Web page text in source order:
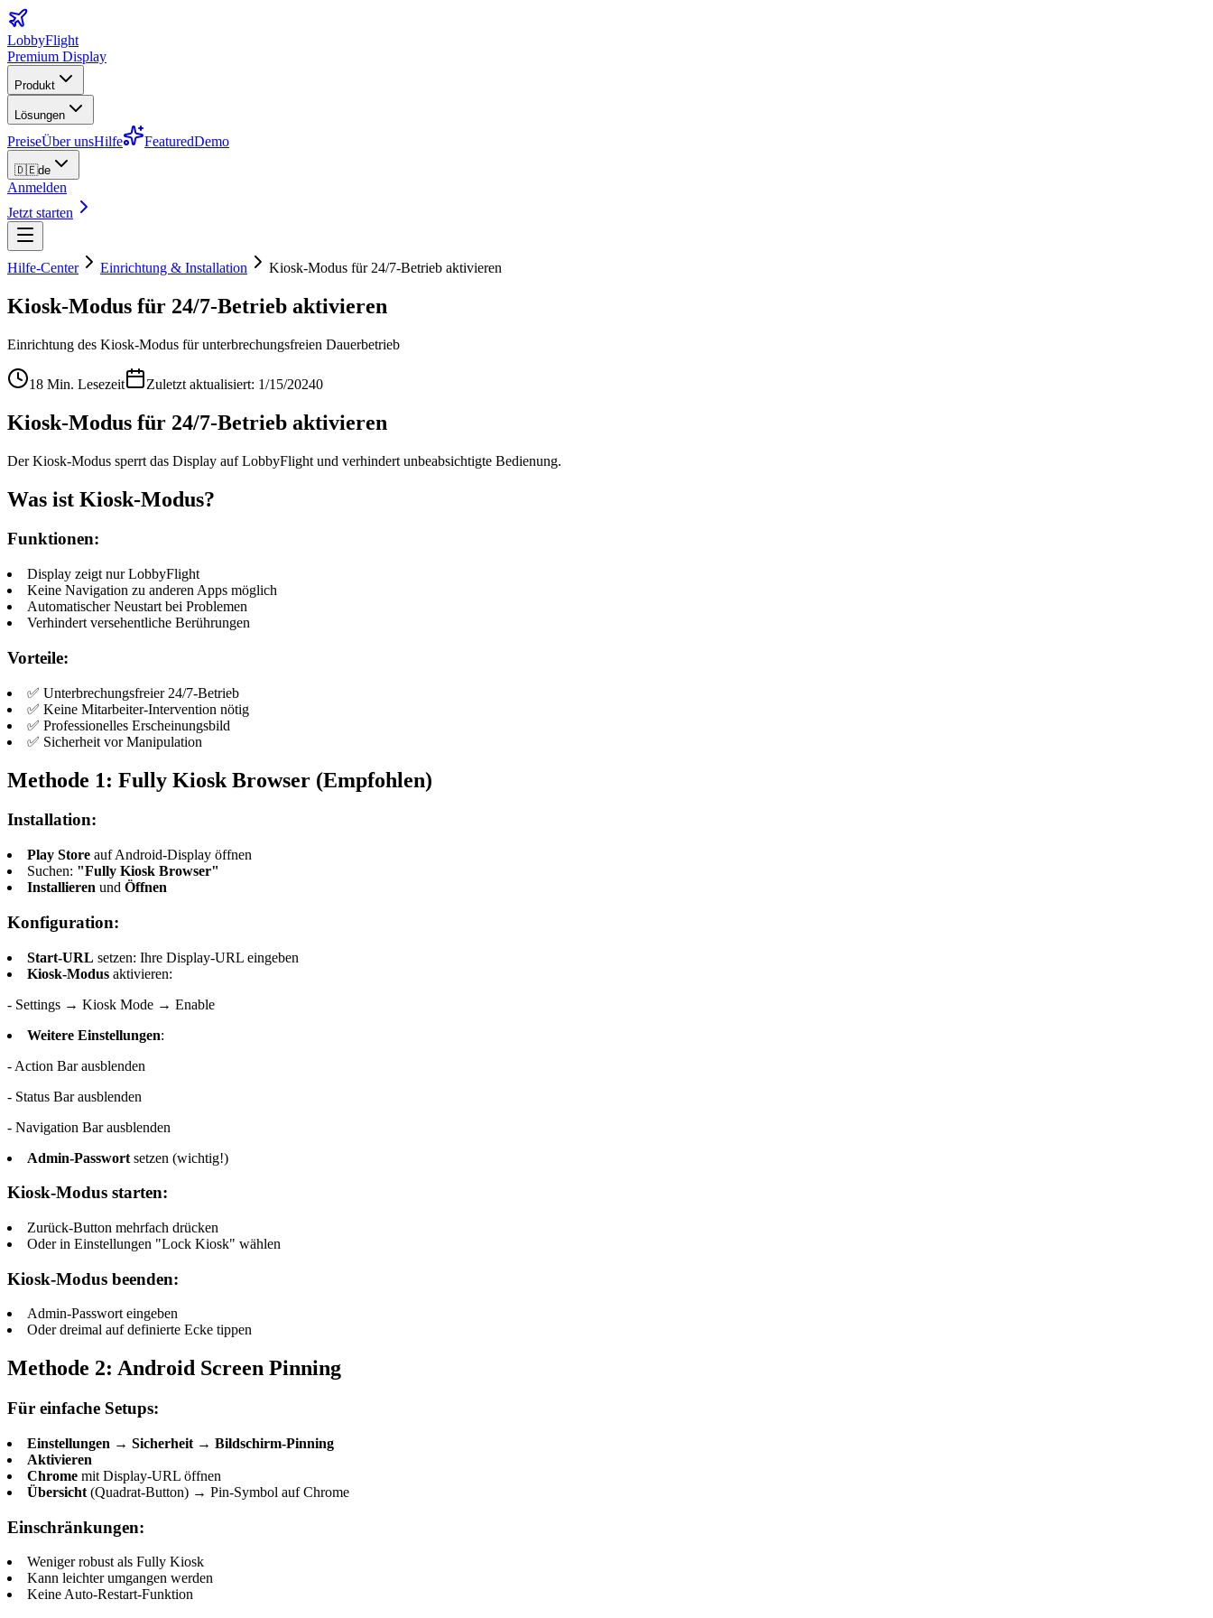
LobbyFlight
Premium Display
Produkt
Lösungen
PreiseÜber unsHilfe FeaturedDemo
🇩🇪de
Anmelden
Jetzt starten
Hilfe-Center Einrichtung & Installation Kiosk-Modus für 24/7-Betrieb aktivieren
Kiosk-Modus für 24/7-Betrieb aktivieren
Einrichtung des Kiosk-Modus für unterbrechungsfreien Dauerbetrieb
18 Min. Lesezeit Zuletzt aktualisiert: 1/15/20240
Kiosk-Modus für 24/7-Betrieb aktivieren
Der Kiosk-Modus sperrt das Display auf LobbyFlight und verhindert unbeabsichtigte Bedienung.
Was ist Kiosk-Modus?
Funktionen:
Display zeigt nur LobbyFlight
Keine Navigation zu anderen Apps möglich
Automatischer Neustart bei Problemen
Verhindert versehentliche Berührungen
Vorteile:
✅ Unterbrechungsfreier 24/7-Betrieb
✅ Keine Mitarbeiter-Intervention nötig
✅ Professionelles Erscheinungsbild
✅ Sicherheit vor Manipulation
Methode 1: Fully Kiosk Browser (Empfohlen)
Installation:
Play Store auf Android-Display öffnen
Suchen: "Fully Kiosk Browser"
Installieren und Öffnen
Konfiguration:
Start-URL setzen: Ihre Display-URL eingeben
Kiosk-Modus aktivieren:
- Settings → Kiosk Mode → Enable
Weitere Einstellungen:
- Action Bar ausblenden
- Status Bar ausblenden
- Navigation Bar ausblenden
Admin-Passwort setzen (wichtig!)
Kiosk-Modus starten:
Zurück-Button mehrfach drücken
Oder in Einstellungen "Lock Kiosk" wählen
Kiosk-Modus beenden:
Admin-Passwort eingeben
Oder dreimal auf definierte Ecke tippen
Methode 2: Android Screen Pinning
Für einfache Setups:
Einstellungen → Sicherheit → Bildschirm-Pinning
Aktivieren
Chrome mit Display-URL öffnen
Übersicht (Quadrat-Button) → Pin-Symbol auf Chrome
Einschränkungen:
Weniger robust als Fully Kiosk
Kann leichter umgangen werden
Keine Auto-Restart-Funktion